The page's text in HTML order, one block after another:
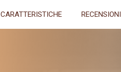
CARATTERISTICHE RECENSIONI